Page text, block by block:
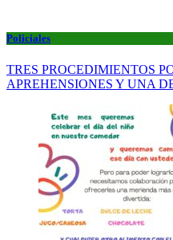
Policiales
TRES PROCEDIMIENTOS
APREHENSIONES Y UNA